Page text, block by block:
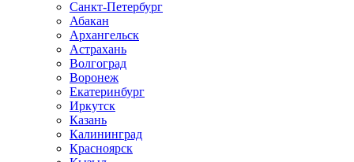
Санкт-Петербург
Абакан
Архангельск
Астрахань
Волгоград
Воронеж
Екатеринбург
Иркутск
Казань
Калининград
Красноярск